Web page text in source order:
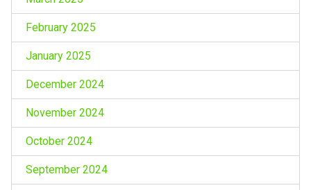
February 2025
January 2025
December 2024
November 2024
October 2024
September 2024